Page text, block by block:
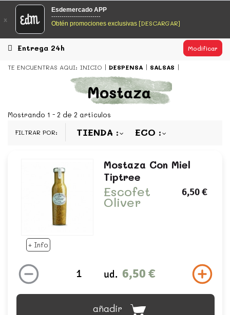
EsDeMercado.com
EsDeMercado.com
los mejores mercados de Barcelona y de productores
locales.
EsDeMercado.com
te lleva a casa los mejores productos de
los mejores mercados de Barcelona y de productores
x
Esdemercado APP
------------------------
Obtén promociones exclusivas [DESCARGAR]
Entrega 24h Modificar
TE ENCUENTRAS AQUI: INICIO DESPENSA SALSAS
Mostaza
Mostrando 1 - 2 de 2 artículos
FILTRAR POR: TIENDA ECO
+ Info
Mostaza Con Miel
Tiptree
Escofet
Oliver
6,50 €
ud. 6,50 €
añadir